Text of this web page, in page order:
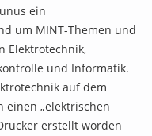
ein
um MINT-Themen und
Elektrotechnik,
und Informatik.
auf dem
einen „elektrischen
erstellt worden